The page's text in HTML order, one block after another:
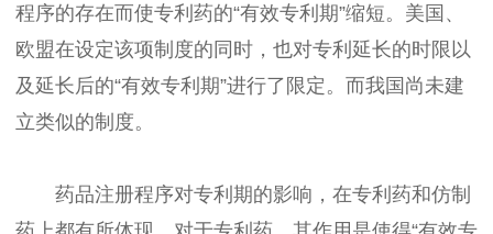
程序的存在而使专利药的“有效专利期”缩短。美国、
欧盟在设定该项制度的同时，也对专利延长的时限以
及延长后的“有效专利期”进行了限定。而我国尚未建
立类似的制度。
药品注册程序对专利期的影响，在专利药和仿制